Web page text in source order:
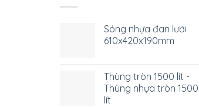
Sóng nhựa đan lưới
610x420x190mm
Thùng tròn 1500 lít -
Thùng nhựa tròn 1500
lít